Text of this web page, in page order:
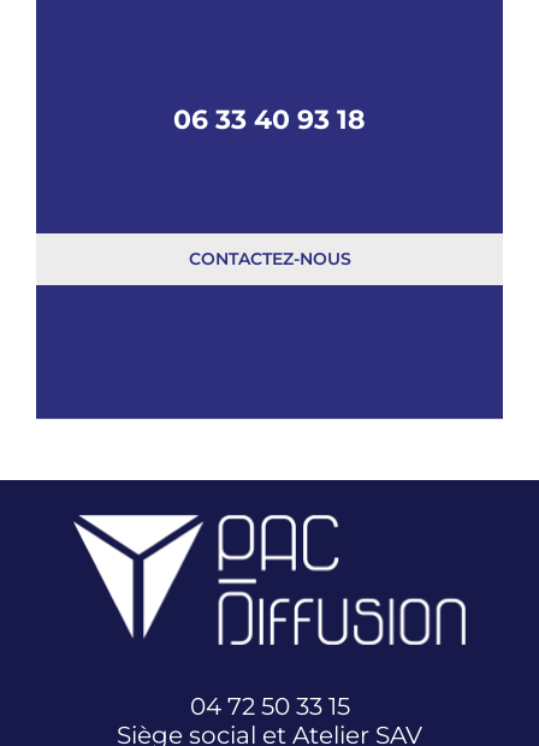
06 33 40 93 18
CONTACTEZ-NOUS
04 72 50 33 15
Siège social et Atelier SAV